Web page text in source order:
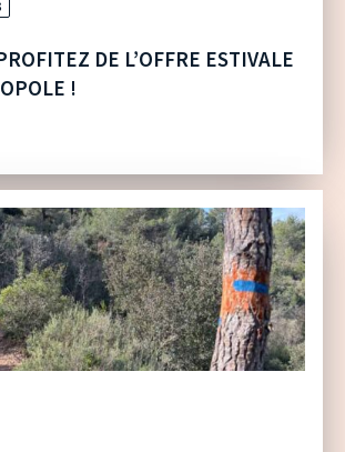
DE L’OFFRE ESTIVALE
!